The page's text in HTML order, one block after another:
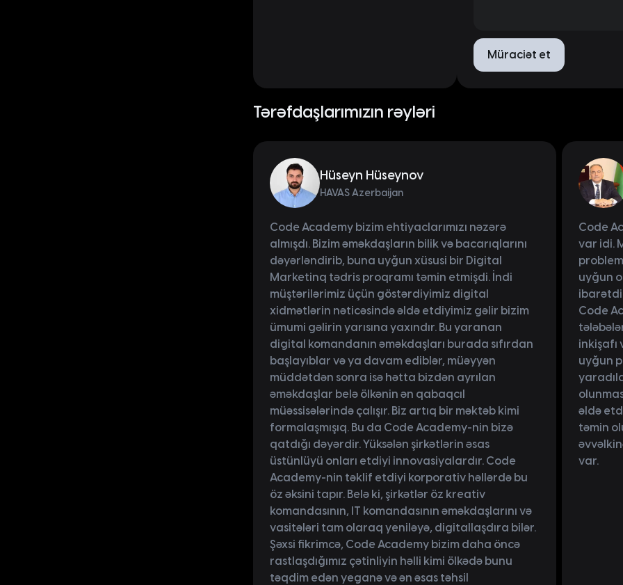
Müraciət et
Tərəfdaşlarımızın rəyləri
Hüseyn Hüseynov
HAVAS Azerbaijan
Code Academy bizim ehtiyaclarımızı nəzərə
almışdı. Bizim əməkdaşların bilik və bacarıqlarını
dəyərləndirib, buna uyğun xüsusi bir Digital
Marketinq tədris proqramı təmin etmişdi. İndi
müştərilərimiz üçün göstərdiyimiz digital
xidmətlərin nəticəsində əldə etdiyimiz gəlir bizim
ümumi gəlirin yarısına yaxındır. Bu yaranan
digital komandanın əməkdaşları burada sıfırdan
başlayıblar və ya davam ediblər, müəyyən
müddətdən sonra isə hətta bizdən ayrılan
əməkdaşlar belə ölkənin ən qabaqcıl
müəssisələrində çalışır. Biz artıq bir məktəb kimi
formalaşmışıq. Bu da Code Academy-nin bizə
qatdığı dəyərdir. Yüksələn şirkətlərin əsas
üstünlüyü onları etdiyi innovasiyalardır. Code
Academy-nin təklif etdiyi korporativ həllərdə bu
öz əksini tapır. Belə ki, şirkətlər öz kreativ
komandasının, IT komandasının əməkdaşlarını və
vasitələri tam olaraq yeniləyə, digitallaşdıra bilər.
Şəxsi fikrimcə, Code Academy bizim daha öncə
rastlaşdığımız çətinliyin həlli kimi ölkədə bunu
təqdim edən yeganə və ən əsas təhsil
Code
var idi.
uyğun
Code
inkişafı
uyğun
əldə
təmin
var.